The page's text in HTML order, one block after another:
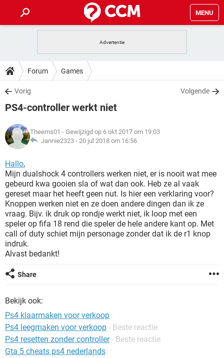
MENU
INSTAGRAM
NETFLIX
GRATIS
TIKTOK
HOW-TO
VIDEOBELLEN
GRATIS SNAPCHAT
TIKTOK
DOWNLOADS
VIDEOBELLEN
INSTAGRAM
NETFLIX CORONAVIRUS
GRATIS
TIKTOK
VIDEOBELLEN GAMES
INSTAGRAM
NETFLIX
GRATIS SNAPCHAT
TIKTOK
ARTIKELEN
VIDEOBELLEN
INSTAGRAM WINDOWS 10
NETFLIX CORONAVIRUS
GRATIS SNAPCHAT
TIKTOK
Forum Games
Vorig Volgende
PS4-controller werkt niet
Theems01 - Gewijzigd op 6 okt 2017 om 19:03
Jannie2323 - 20 jul 2018 om 16:56
Hallo,
Mijn dualshock 4 controllers werken niet, er is nooit wat mee
gebeurd kwa gooien sla of wat dan ook. Heb ze al vaak
gereset maar het heeft geen nut. Is hier een verklaring voor?
Knoppen werken niet en ze doen andere dingen dan ik ze
vraag. Bijv. ik druk op rondje werkt niet, ik loop met een
speler op fifa 18 rend die speler de hele andere kant op. Met
call of duty schiet mijn personage zonder dat ik de r1 knop
indruk.
Alvast bedankt!
Share
Bekijk ook:
Ps4 klaarmaken voor verkoop
Ps4 leegmaken voor verkoop - Beste reactie
Ps4 resetten zonder controller - Beste reactie
Gta 5 cheats ps4 nederlands